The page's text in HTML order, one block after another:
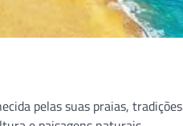
pelas suas praias, tradições